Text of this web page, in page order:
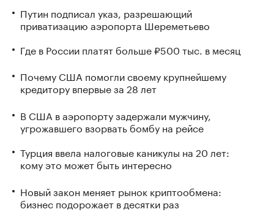
Путин подписал указ, разрешающий
приватизацию аэропорта Шереметьево
Где в России платят больше ₽500 тыс. в месяц
Почему США помогли своему крупнейшему
кредитору впервые за 28 лет
В США в аэропорту задержали мужчину,
угрожавшего взорвать бомбу на рейсе
Турция ввела налоговые каникулы на 20 лет:
кому это может быть интересно
Новый закон меняет рынок криптообмена:
бизнес подорожает в десятки раз